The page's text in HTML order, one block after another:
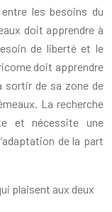
les besoins du
doit apprendre à
de liberté et le
doit apprendre
sortir de sa zone de
La recherche
et nécessite une
de la part
plaisent aux deux